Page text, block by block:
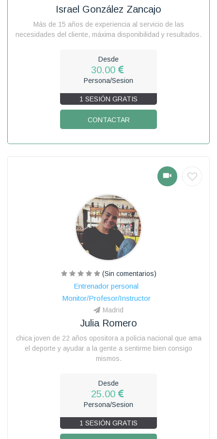
Israel González Zancajo
Más de 15 años de experiencia al servicio de las
necesidades del cliente, máxima disponibilidad y resultados.
Desde
30.00
Persona/Sesion
1 SESIÓN GRATIS
CONTACTAR
(Sin comentarios)
Entrenador personal
Monitor/Profesor/Instructor
Madrid
Julia Romero
chica joven de 22 años opositora a policia nacional que ama
el deporte y ayudar a la gente a sentirme bien consigo
mismos.
Desde
25.00
Persona/Sesion
1 SESIÓN GRATIS